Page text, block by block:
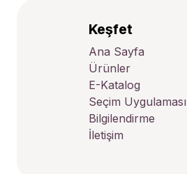
Keşfet
Ana Sayfa
Ürünler
E-Katalog
Seçim Uygulaması
Bilgilendirme
İletişim